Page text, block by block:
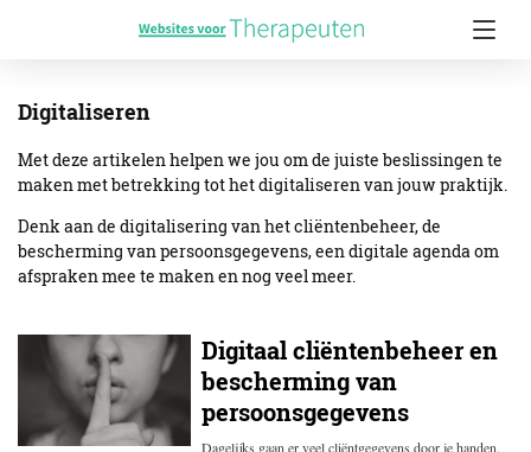
Digitaliseren
Met deze artikelen helpen we jou om de juiste beslissingen te
maken met betrekking tot het digitaliseren van jouw praktijk.
Denk aan de digitalisering van het cliëntenbeheer, de
bescherming van persoonsgegevens, een digitale agenda om
afspraken mee te maken en nog veel meer.
Digitaal cliëntenbeheer en
bescherming van
persoonsgegevens
Dagelijks gaan er veel cliëntgegevens door je handen.